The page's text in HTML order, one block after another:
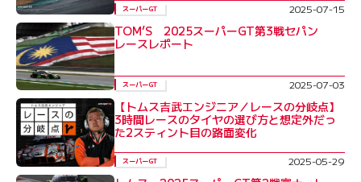
スーパーGT 2025-07-15
TOM’S 2025スーパーGT第3戦セパン
レースレポート
スーパーGT 2025-07-03
【トムス吉武エンジニア／レースの分岐点】
3時間レースのタイヤの選び方と想定外だっ
た2スティント目の路面変化
スーパーGT 2025-05-29